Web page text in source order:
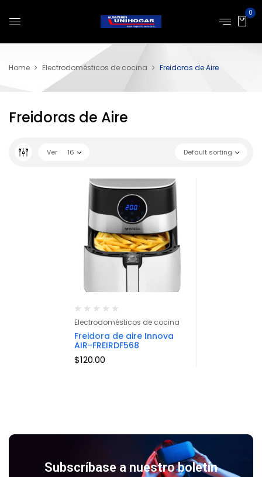
0
Home Electrodomésticos de cocina Freidoras de Aire
Freidoras de Aire
Default sorting
Ver 16
Electrodomésticos de cocina
Freidora de aire Innova
AIR-FREIRDF568
$120.00
Subscríbase a nuestro boletín